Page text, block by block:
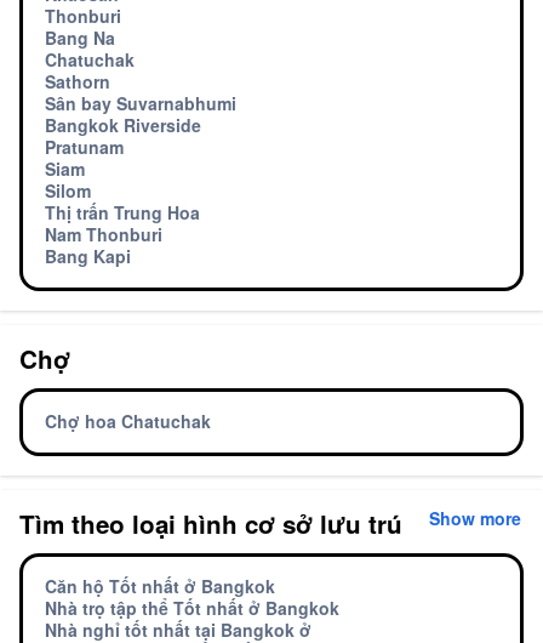
Thonburi
Bang Na
Chatuchak
Sathorn
Sân bay Suvarnabhumi
Bangkok Riverside
Pratunam
Siam
Silom
Thị trấn Trung Hoa
Nam Thonburi
Bang Kapi
Chợ
Chợ hoa Chatuchak
Tìm theo loại hình cơ sở lưu trú Show more
Căn hộ Tốt nhất ở Bangkok
Nhà trọ tập thể Tốt nhất ở Bangkok
Nhà nghỉ tốt nhất tại Bangkok ở